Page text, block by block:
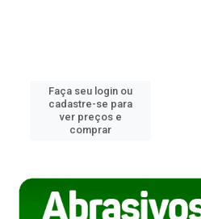
Faça seu login ou
cadastre-se para
ver preços e
comprar